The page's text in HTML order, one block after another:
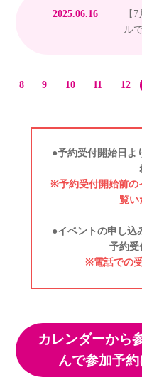
2025.06.16
【
ル
8 9 10 11 12
●予約受付開始日よ
※予約受付開始前の
覧い
●イベントの申し込
予約受
※電話での
カレンダーから
んで参加予約